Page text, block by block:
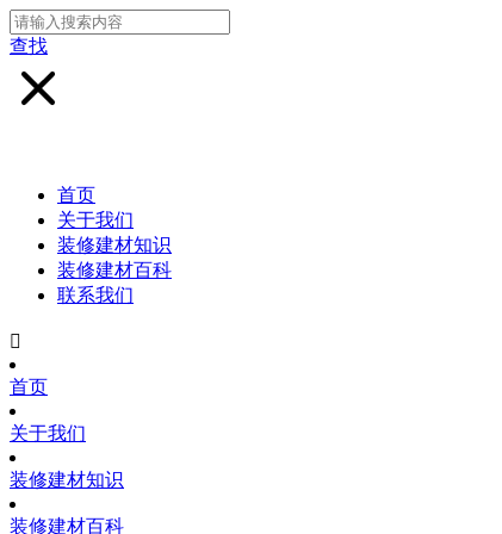
查找
首页
关于我们
装修建材知识
装修建材百科
联系我们

首页
关于我们
装修建材知识
装修建材百科